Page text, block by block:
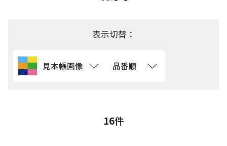
会員様メニュー
歴
表示切替：
見本帳画像 品番順
16件